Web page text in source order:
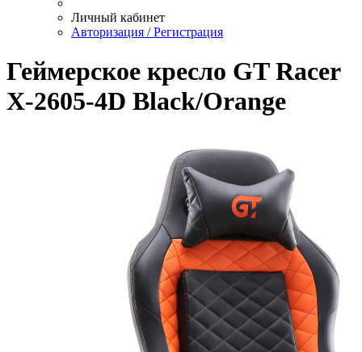
Личный кабинет
Авторизация / Регистрация
Геймерское кресло GT Racer
X-2605-4D Black/Orange